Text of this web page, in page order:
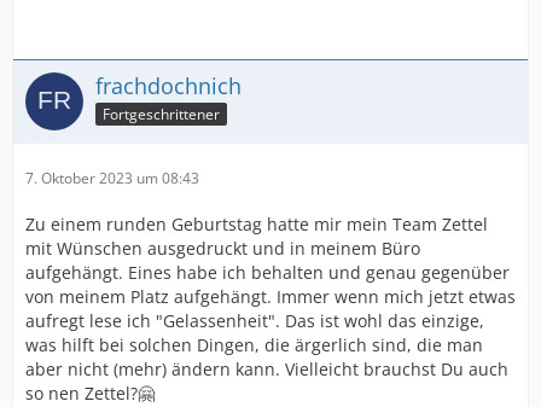
frachdochnich
Fortgeschrittener
7. Oktober 2023 um 08:43
Zu einem runden Geburtstag hatte mir mein Team Zettel
mit Wünschen ausgedruckt und in meinem Büro
aufgehängt. Eines habe ich behalten und genau gegenüber
von meinem Platz aufgehängt. Immer wenn mich jetzt etwas
aufregt lese ich "Gelassenheit". Das ist wohl das einzige,
was hilft bei solchen Dingen, die ärgerlich sind, die man
aber nicht (mehr) ändern kann. Vielleicht brauchst Du auch
so nen Zettel?🤗